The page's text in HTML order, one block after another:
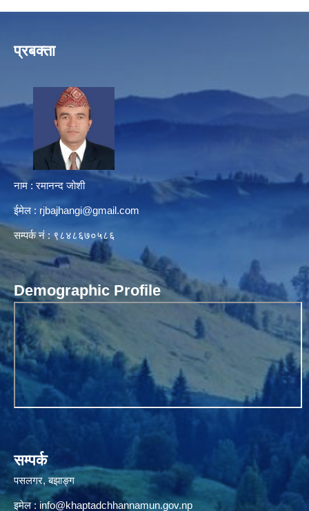
प्रबक्ता
नाम : रमानन्द जोशी
ईमेल : rjbajhangi@gmail.com
सम्पर्क नं : ९८४८६७०५८६
Demographic Profile
सम्पर्क
पसलगर, बझाङ्ग
इमेल : info@khaptadchhannamun.gov.np